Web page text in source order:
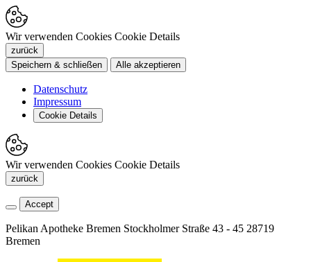
Wir verwenden Cookies Cookie Details
zurück
Speichern & schließen
Alle akzeptieren
Datenschutz
Impressum
Cookie Details
Wir verwenden Cookies Cookie Details
zurück
Accept
Pelikan Apotheke Bremen Stockholmer Straße 43 - 45 28719
Bremen